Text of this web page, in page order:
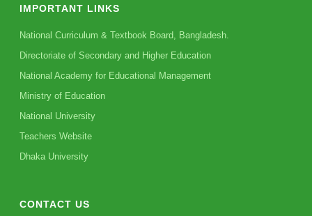
IMPORTANT LINKS
National Curriculum & Textbook Board, Bangladesh.
Directoriate of Secondary and Higher Education
National Academy for Educational Management
Ministry of Education
National University
Teachers Website
Dhaka University
CONTACT US